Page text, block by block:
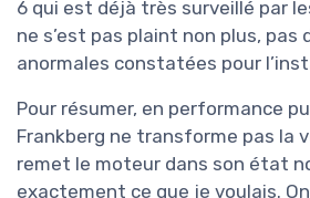
6 qui est déjà très surveillé par
ne s’est pas plaint non plus, pas
anormales constatées pour
Pour résumer, en performance
Frankberg ne transforme pas la
remet le moteur dans son état
exactement ce que je voulais.